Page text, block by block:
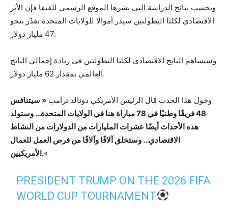
وبحسب نتائج الدراسة التي نشرها الموقع الرسمي للفيفا فإن الأثر
الاقتصادي لكلتا البطولتين سيدر أموالا للولايات المتحدة تقدّر بنحو
47 مليار دولار.
وسيساهم الناتج الاقتصادي لكلتا البطولتين في زيادة إجمالي الناتج
العالمي بمقدار 62 مليار دولار.
وحول هذا الحدث قال الرئيس الأمريكي دونالد ترامب « سيتنافس
48 فريقًا وطنيًا في 78 مباراة هنا في الولايات المتحدة… وستولد
هذه الأحداث أيضًا عشرات المليارات من الدولارات من النشاط
الاقتصادي… وستخلق آلافًا وآلافًا من فرص العمل للعمال
الأمريكيين.«
PRESIDENT TRUMP ON THE 2026 FIFA
WORLD CUP TOURNAMENT